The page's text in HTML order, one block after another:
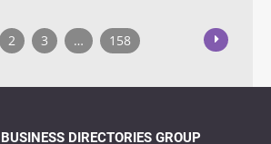
2 3 … 158
DIRECTORIES GROUP